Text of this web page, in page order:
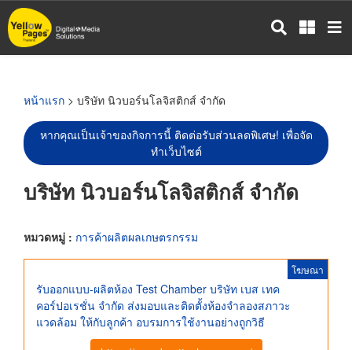
ข้าม
ไป
หน้าแรก > บริษัท นิวบอร์นโลจิสติกส์ จำกัด
หากคุณเป็นเจ้าของกิจการนี้ ติดต่อรับส่วนลดพิเศษ! เพื่อจัด
ทำเว็บไซต์
บริษัท นิวบอร์นโลจิสติกส์ จำกัด
หมวดหมู่ : การค้าผลิตผลเกษตรกรรม
โฆษณา
รับออกแบบ-ผลิตห้อง Test Chamber บริษัท เบส เทค
คอร์ปอเรชั่น จำกัด ส่งมอบและติดตั้งห้องจำลองสภาวะ
แวดล้อม ให้กับลูกค้า อบรมการใช้งานอย่างถูกวิธี